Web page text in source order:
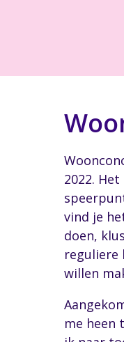
2022.
vind je
doen,
reguliere
willen
me heen